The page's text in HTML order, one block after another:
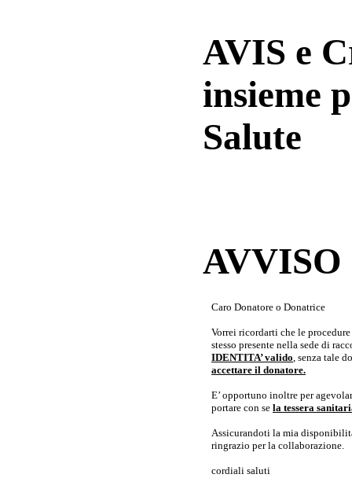
AVIS e
insieme
Salute
Caro Donatore o Donatrice
Vorrei ricordarti che le
stesso presente nella sede di
IDENTITA’ valido, senza tale
accettare il donatore.
E’ opportuno inoltre per
portare con se la tessera
Assicurandoti la mia
ringrazio per la collaborazione.
cordiali saluti